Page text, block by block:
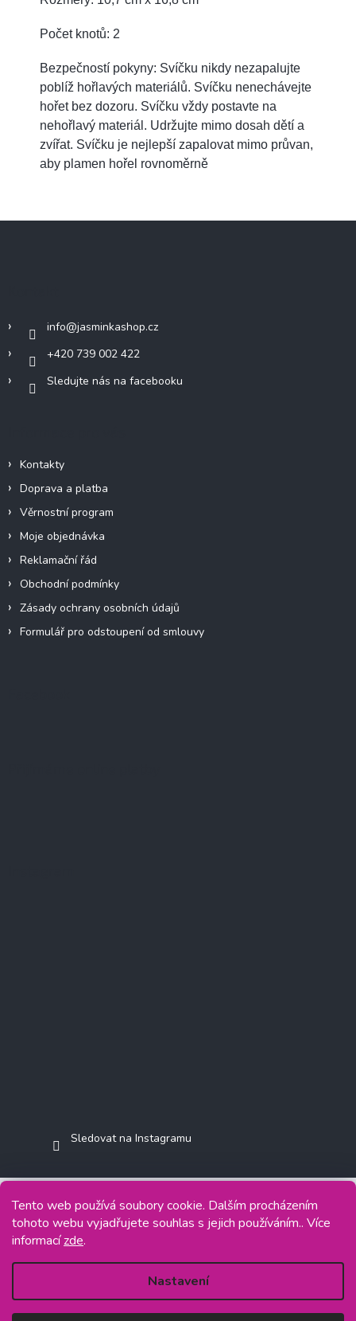
Tento web používá soubory cookie. Dalším procházením
tohoto webu vyjadřujete souhlas s jejich používáním.. Více
informacízde.
Nastavení
Počet knotů: 2
Bezpečností pokyny: Svíčku nikdy nezapalujte
poblíž hořlavých materiálů. Svíčku nenechávejte
hořet bez dozoru. Svíčku vždy postavte na
nehořlavý materiál. Udržujte mimo dosah dětí a
zvířat. Svíčku je nejlepší zapalovat mimo průvan,
aby plamen hořel rovnoměrně
info@jasminkashop.cz
+420 739 002 422
Sledujte nás na facebooku
Kontakty
Doprava a platba
Věrnostní program
Moje objednávka
Reklamační řád
Obchodní podmínky
Zásady ochrany osobních údajů
Formulář pro odstoupení od smlouvy
Sledovat na Instagramu
Copyright 2026Jasminkashop.cz. Všechna práva vyhrazena.
Vytvořil Shoptet